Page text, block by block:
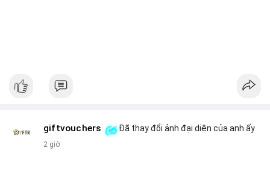
giftvouchers Đã thay đổi ảnh đại diện của anh ấy
2 giờ